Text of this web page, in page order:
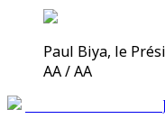
Paul Biya, le
AA / AA